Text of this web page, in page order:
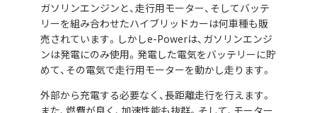
ガソリンエンジンと、走行用モーター、そしてバッテ
リーを組み合わせたハイブリッドカーは何車種も販
売されています。しかしe-Powerは、ガソリンエンジ
ンは発電にのみ使用。発電した電気をバッテリーに貯
めて、その電気で走行用モーターを動かし走ります。
外部から充電する必要なく、長距離走行を行えます。